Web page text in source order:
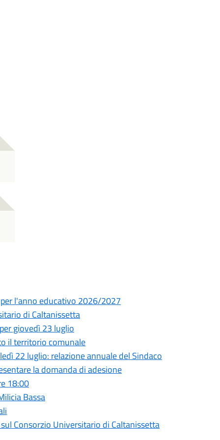
l'anno educativo 2026/2027
di Caltanissetta
giovedì 23 luglio
il territorio comunale
22 luglio: relazione annuale del Sindaco
la domanda di adesione
18:00
Bassa
Consorzio Universitario di Caltanissetta